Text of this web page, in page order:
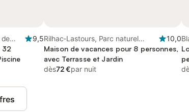
de
9,5
32
Rilhac-Lastours, Parc naturel
régional Périgord-Limousin
10,0
Maison de vacances pour 8 personnes,
avec Terrasse et Jardin
dès72 €par nuit